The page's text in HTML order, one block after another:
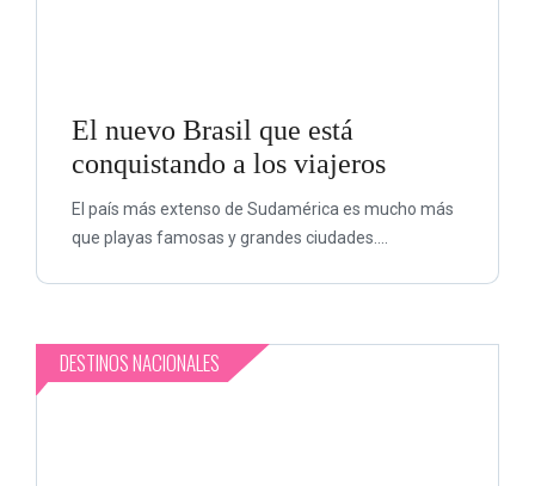
El nuevo Brasil que está
conquistando a los viajeros
El país más extenso de Sudamérica es mucho más
que playas famosas y grandes ciudades....
DESTINOS NACIONALES